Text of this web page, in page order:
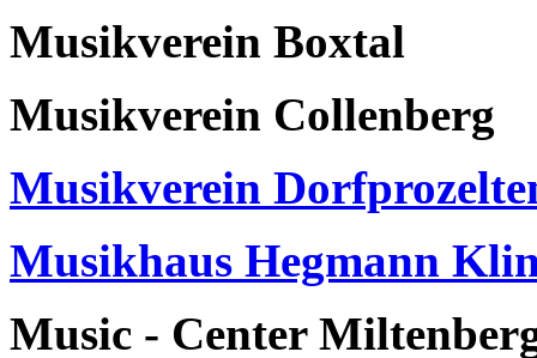
Musikverein Boxtal
Musikverein Collenberg
Musikverein
Musikhaus Hegmann
Music - Center